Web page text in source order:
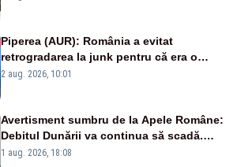
Piperea (AUR): România a evitat
retrogradarea la junk pentru că era o
catastrofă pentru bănci și fondurile de
2 aug. 2026, 10:01
Avertisment sumbru de la Apele Române:
Debitul Dunării va continua să scadă.
Cernavodă s-ar putea închide în 4 zile
1 aug. 2026, 18:08